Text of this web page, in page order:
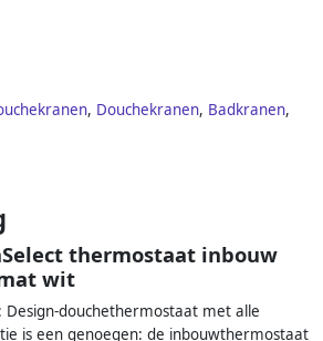
, Douchekranen, Badkranen,
thermostaat inbouw
wit
Design-douchethermostaat met alle
is een genoegen: de inbouwthermostaat